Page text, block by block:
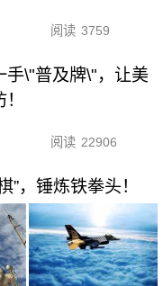
阅读 3759
手\"普及牌\"，让美
阅读 22906
”，锤炼铁拳头！